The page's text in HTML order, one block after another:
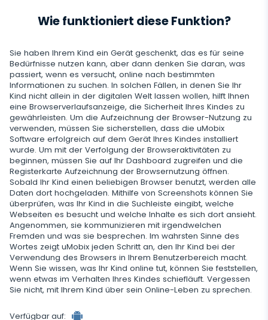
Wie funktioniert diese Funktion?
Sie haben Ihrem Kind ein Gerät geschenkt, das es für seine
Bedürfnisse nutzen kann, aber dann denken Sie daran, was
passiert, wenn es versucht, online nach bestimmten
Informationen zu suchen. In solchen Fällen, in denen Sie Ihr
Kind nicht allein in der digitalen Welt lassen wollen, hilft Ihnen
eine Browserverlaufsanzeige, die Sicherheit Ihres Kindes zu
gewährleisten. Um die Aufzeichnung der Browser-Nutzung zu
verwenden, müssen Sie sicherstellen, dass die uMobix
Software erfolgreich auf dem Gerät Ihres Kindes installiert
wurde. Um mit der Verfolgung der Browseraktivitäten zu
beginnen, müssen Sie auf Ihr Dashboard zugreifen und die
Registerkarte Aufzeichnung der Browsernutzung öffnen.
Sobald Ihr Kind einen beliebigen Browser benutzt, werden alle
Daten dort hochgeladen. Mithilfe von Screenshots können Sie
überprüfen, was Ihr Kind in die Suchleiste eingibt, welche
Webseiten es besucht und welche Inhalte es sich dort ansieht.
Angenommen, sie kommunizieren mit irgendwelchen
Fremden und was sie besprechen. Im wahrsten Sinne des
Wortes zeigt uMobix jeden Schritt an, den Ihr Kind bei der
Verwendung des Browsers in Ihrem Benutzerbereich macht.
Wenn Sie wissen, was Ihr Kind online tut, können Sie feststellen,
wenn etwas im Verhalten Ihres Kindes schiefläuft. Vergessen
Sie nicht, mit Ihrem Kind über sein Online-Leben zu sprechen.
Verfügbar auf: